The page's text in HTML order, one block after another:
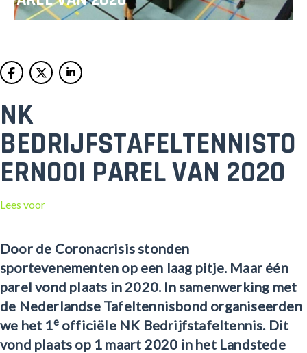
NK
BEDRIJFSTAFELTENNISTO
ERNOOI PAREL VAN 2020
Lees voor
Door de Coronacrisis stonden
sportevenementen op een laag pitje. Maar één
parel vond plaats in 2020. In samenwerking met
de Nederlandse Tafeltennisbond organiseerden
we het 1eofficiële NK Bedrijfstafeltennis. Dit
vond plaats op 1 maart 2020 in het Landstede